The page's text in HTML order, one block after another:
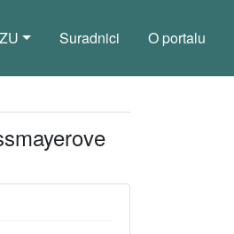
Suradnici O portalu